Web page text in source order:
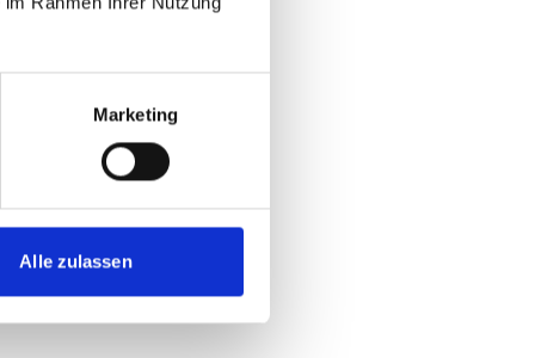
Marketing
Alle zulassen